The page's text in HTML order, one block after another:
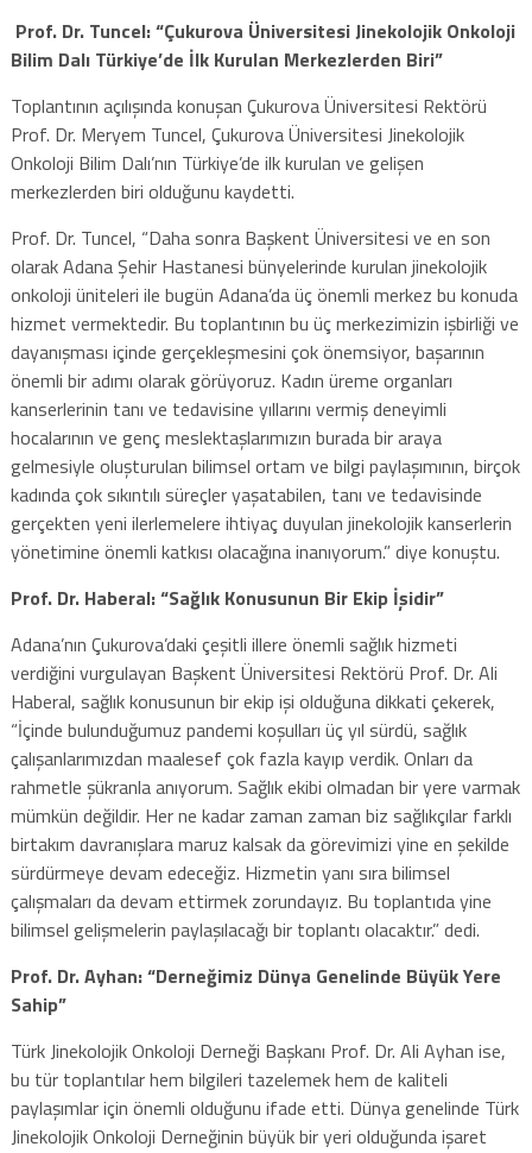
Prof. Dr. Tuncel: “Çukurova Üniversitesi Jinekolojik Onkoloji
Bilim Dalı Türkiye’de İlk Kurulan Merkezlerden Biri”
Toplantının açılışında konuşan Çukurova Üniversitesi Rektörü
Prof. Dr. Meryem Tuncel, Çukurova Üniversitesi Jinekolojik
Onkoloji Bilim Dalı’nın Türkiye’de ilk kurulan ve gelişen
merkezlerden biri olduğunu kaydetti.
Prof. Dr. Tuncel, “Daha sonra Başkent Üniversitesi ve en son
olarak Adana Şehir Hastanesi bünyelerinde kurulan jinekolojik
onkoloji üniteleri ile bugün Adana’da üç önemli merkez bu konuda
hizmet vermektedir. Bu toplantının bu üç merkezimizin işbirliği ve
dayanışması içinde gerçekleşmesini çok önemsiyor, başarının
önemli bir adımı olarak görüyoruz. Kadın üreme organları
kanserlerinin tanı ve tedavisine yıllarını vermiş deneyimli
hocalarının ve genç meslektaşlarımızın burada bir araya
gelmesiyle oluşturulan bilimsel ortam ve bilgi paylaşımının, birçok
kadında çok sıkıntılı süreçler yaşatabilen, tanı ve tedavisinde
gerçekten yeni ilerlemelere ihtiyaç duyulan jinekolojik kanserlerin
yönetimine önemli katkısı olacağına inanıyorum.” diye konuştu.
Prof. Dr. Haberal: “Sağlık Konusunun Bir Ekip İşidir”
Adana’nın Çukurova’daki çeşitli illere önemli sağlık hizmeti
verdiğini vurgulayan Başkent Üniversitesi Rektörü Prof. Dr. Ali
Haberal, sağlık konusunun bir ekip işi olduğuna dikkati çekerek,
“İçinde bulunduğumuz pandemi koşulları üç yıl sürdü, sağlık
çalışanlarımızdan maalesef çok fazla kayıp verdik. Onları da
rahmetle şükranla anıyorum. Sağlık ekibi olmadan bir yere varmak
mümkün değildir. Her ne kadar zaman zaman biz sağlıkçılar farklı
birtakım davranışlara maruz kalsak da görevimizi yine en şekilde
sürdürmeye devam edeceğiz. Hizmetin yanı sıra bilimsel
çalışmaları da devam ettirmek zorundayız. Bu toplantıda yine
bilimsel gelişmelerin paylaşılacağı bir toplantı olacaktır.” dedi.
Prof. Dr. Ayhan: “Derneğimiz Dünya Genelinde Büyük Yere
Sahip”
Türk Jinekolojik Onkoloji Derneği Başkanı Prof. Dr. Ali Ayhan ise,
bu tür toplantılar hem bilgileri tazelemek hem de kaliteli
paylaşımlar için önemli olduğunu ifade etti. Dünya genelinde Türk
Jinekolojik Onkoloji Derneğinin büyük bir yeri olduğunda işaret